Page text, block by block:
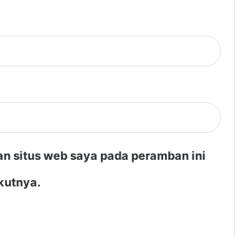
situs web saya pada peramban ini